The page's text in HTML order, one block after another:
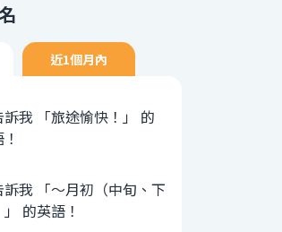
近1個月內
訴我 「旅途愉快！」 的
訴我 「〜月初（中旬、下
的英語！